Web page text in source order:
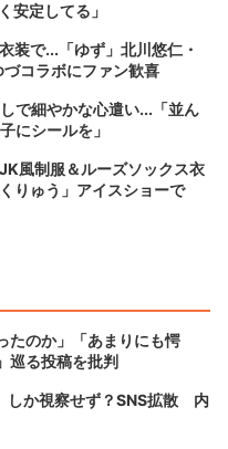
安定してる」
装で...「ゆず」北川悠仁・
コラボにファン歓喜
で細やかな心遣い...「並ん
にシールを」
風制服＆ルーズソックス衣
りゅう」アイスショーで
たのか」「あまりにも愕
巡る投稿を批判
しか視察せず？SNS拡散 内